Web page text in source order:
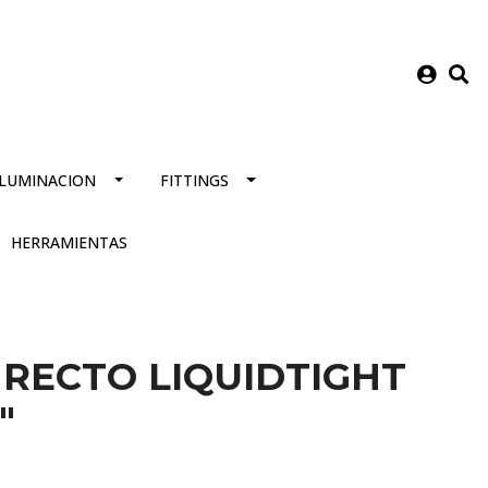
FITTINGS
HERRAMIENTAS
LIQUIDTIGHT